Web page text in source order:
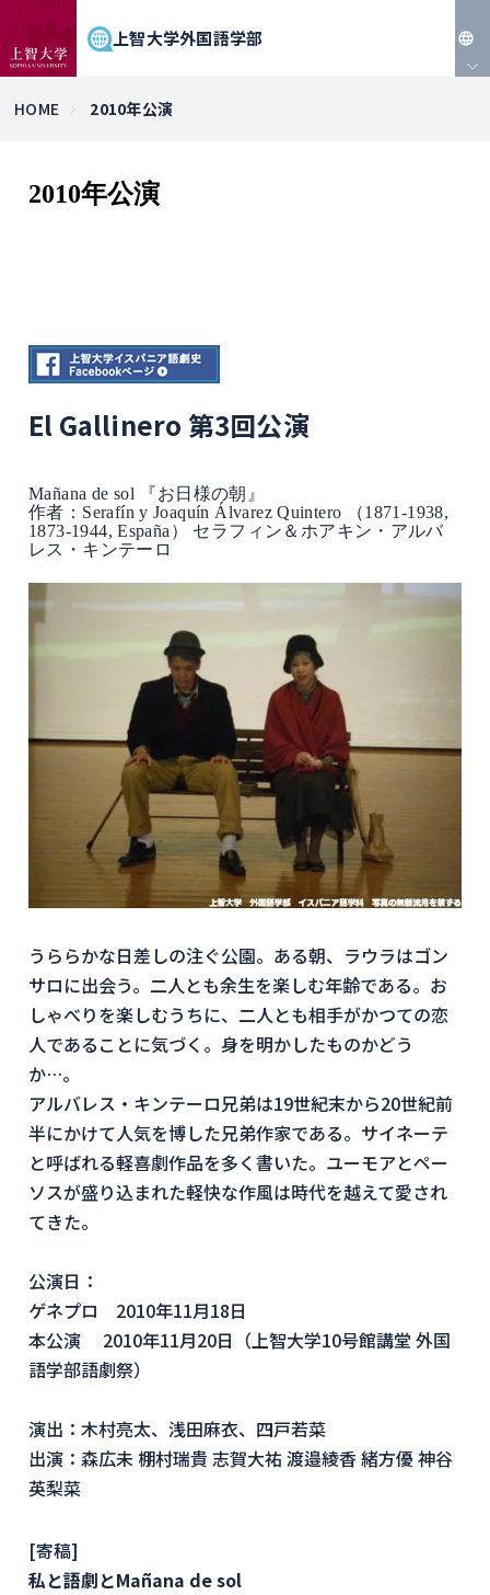
上智大学外国語学部
HOME 2010年公演
2010年公演
El Gallinero 第3回公演
Mañana de sol 『お日様の朝』
作者：Serafín y Joaquín Álvarez Quintero （1871-1938,
1873-1944, España） セラフィン＆ホアキン・アルバ
レス・キンテーロ
うららかな日差しの注ぐ公園。ある朝、ラウラはゴン
サロに出会う。二人とも余生を楽しむ年齢である。お
しゃべりを楽しむうちに、二人とも相手がかつての恋
人であることに気づく。身を明かしたものかどう
か…。
アルバレス・キンテーロ兄弟は19世紀末から20世紀前
半にかけて人気を博した兄弟作家である。サイネーテ
と呼ばれる軽喜劇作品を多く書いた。ユーモアとペー
ソスが盛り込まれた軽快な作風は時代を越えて愛され
てきた。
公演日：
ゲネプロ 2010年11月18日
本公演 2010年11月20日（上智大学10号館講堂 外国
語学部語劇祭）
演出：木村亮太、浅田麻衣、四戸若菜
出演：森広未 棚村瑞貴 志賀大祐 渡邉綾香 緒方優 神谷
英梨菜
[寄稿]
私と語劇とMañana de sol